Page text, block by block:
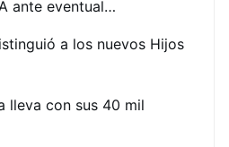
ante eventual…
a los nuevos Hijos
lleva con sus 40 mil